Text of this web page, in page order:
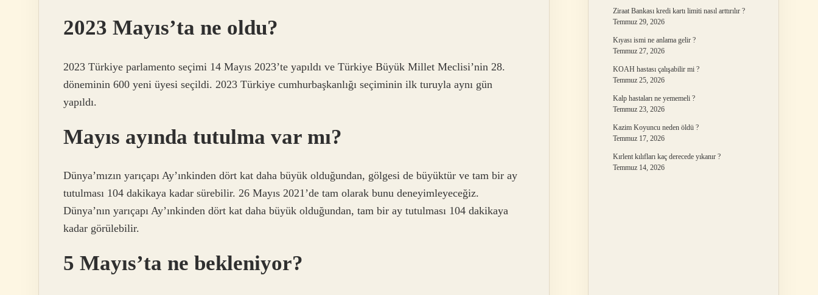
2023 Mayıs’ta ne oldu?
2023 Türkiye parlamento seçimi 14 Mayıs 2023’te yapıldı ve Türkiye Büyük Millet Meclisi’nin 28.
döneminin 600 yeni üyesi seçildi. 2023 Türkiye cumhurbaşkanlığı seçiminin ilk turuyla aynı gün
yapıldı.
Mayıs ayında tutulma var mı?
Dünya’mızın yarıçapı Ay’ınkinden dört kat daha büyük olduğundan, gölgesi de büyüktür ve tam bir ay
tutulması 104 dakikaya kadar sürebilir. 26 Mayıs 2021’de tam olarak bunu deneyimleyeceğiz.
Dünya’nın yarıçapı Ay’ınkinden dört kat daha büyük olduğundan, tam bir ay tutulması 104 dakikaya
kadar görülebilir.
5 Mayıs’ta ne bekleniyor?
Ziraat Bankası kredi kartı limiti nasıl arttırılır ?
Temmuz 29, 2026
Kıyası ismi ne anlama gelir ?
Temmuz 27, 2026
KOAH hastası çalışabilir mi ?
Temmuz 25, 2026
Kalp hastaları ne yememeli ?
Temmuz 23, 2026
Kazim Koyuncu neden öldü ?
Temmuz 17, 2026
Kırlent kılıfları kaç derecede yıkanır ?
Temmuz 14, 2026